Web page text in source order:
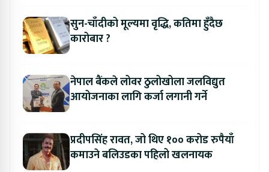
सुन-चाँदीको मूल्यमा वृद्धि, कतिमा हुँदैछ
कारोबार ?
नेपाल बैंकले लोवर ठुलोखोला जलविद्युत
आयोजनाका लागि कर्जा लगानी गर्ने
प्रदीपसिंह रावत, जो थिए १०० करोड रुपैयाँ
कमाउने बलिउडका पहिलो खलनायक